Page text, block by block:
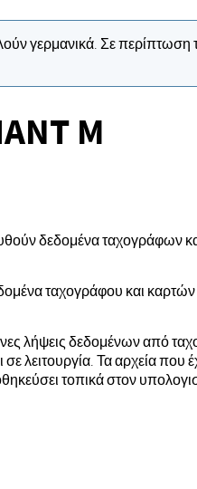
γερμανικά. Σε
M
δεδομένα ταχογράφων
ταχογράφου και
λήψεις δεδομένων από
Τα αρχεία που
τοπικά στον